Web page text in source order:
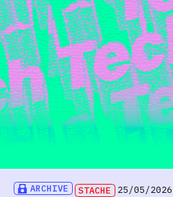
ARCHIVE STACHE 25/05/2026